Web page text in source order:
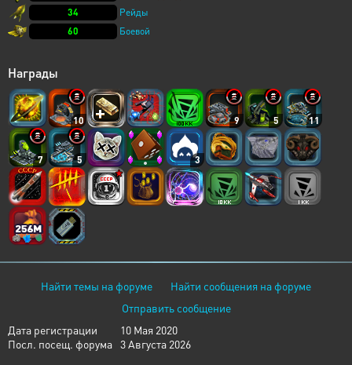
34
Рейды
60
Боевой
Награды
10 9 5 11
7 5 3
Найти темы на форуме
Найти сообщения на форуме
Отправить сообщение
Дата регистрации
10 Мая 2020
Посл. посещ. форума 3 Августа 2026